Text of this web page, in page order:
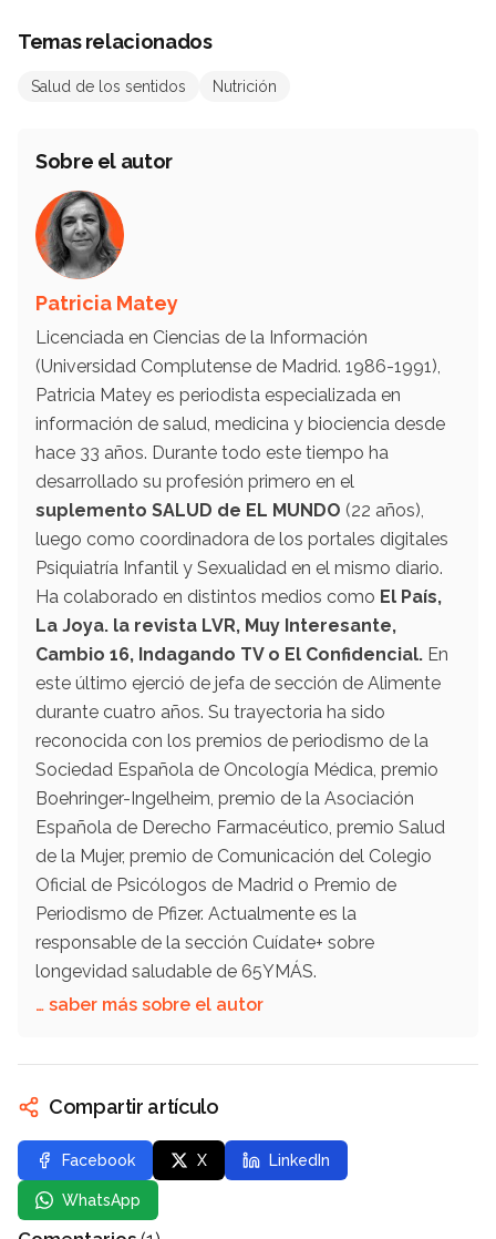
Temas relacionados
Salud de los sentidos Nutrición
Sobre el autor
Patricia Matey
Licenciada en Ciencias de la Información
(Universidad Complutense de Madrid. 1986-1991),
Patricia Matey es periodista especializada en
información de salud, medicina y biociencia desde
hace 33 años. Durante todo este tiempo ha
desarrollado su profesión primero en el
suplemento SALUD de EL MUNDO (22 años),
luego como coordinadora de los portales digitales
Psiquiatría Infantil y Sexualidad en el mismo diario.
Ha colaborado en distintos medios como El País,
La Joya. la revista LVR, Muy Interesante,
Cambio 16, Indagando TV o El Confidencial. En
este último ejerció de jefa de sección de Alimente
durante cuatro años. Su trayectoria ha sido
reconocida con los premios de periodismo de la
Sociedad Española de Oncología Médica, premio
Boehringer-Ingelheim, premio de la Asociación
Española de Derecho Farmacéutico, premio Salud
de la Mujer, premio de Comunicación del Colegio
Oficial de Psicólogos de Madrid o Premio de
Periodismo de Pfizer. Actualmente es la
responsable de la sección Cuídate+ sobre
longevidad saludable de 65YMÁS.
… saber más sobre el autor
Compartir artículo
Facebook X LinkedIn
WhatsApp